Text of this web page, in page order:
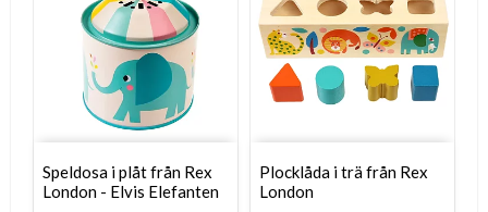
Speldosa i plåt från Rex
London - Elvis Elefanten
Plocklåda i trä från Rex
London